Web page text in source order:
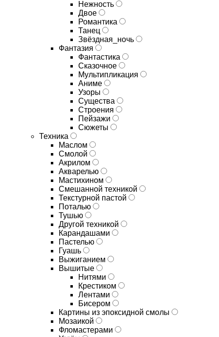
Нежность
Двое
Романтика
Танец
Звёздная_ночь
Фантазия
Фантастика
Сказочное
Мультипликация
Аниме
Узоры
Существа
Строения
Пейзажи
Сюжеты
Техника
Маслом
Смолой
Акрилом
Акварелью
Мастихином
Смешанной техникой
Текстурной пастой
Поталью
Тушью
Другой техникой
Карандашами
Пастелью
Гуашь
Выжиганием
Вышитые
Нитями
Крестиком
Лентами
Бисером
Картины из эпоксидной смолы
Мозаикой
Фломастерами